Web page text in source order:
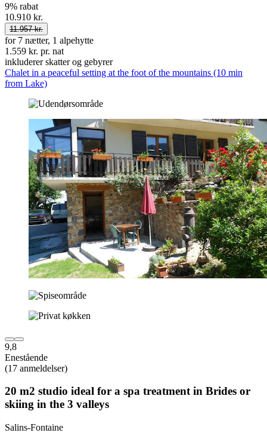
9% rabat
10.910 kr.
11.957 kr.
for 7 nætter, 1 alpehytte
1.559 kr. pr. nat
inkluderer skatter og gebyrer
Chalet in a peaceful setting at the foot of the mountains (10 min
from Lake)
9,8
Enestående
(17 anmeldelser)
20 m2 studio ideal for a spa treatment in Brides or
skiing in the 3 valleys
Salins-Fontaine